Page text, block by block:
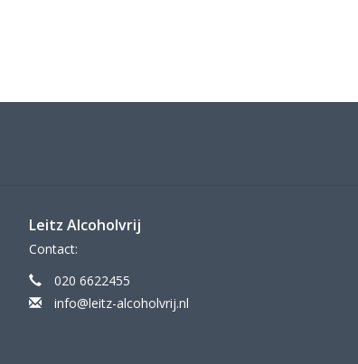
Leitz Alcoholvrij
Contact:
020 6622455
info@leitz-alcoholvrij.nl